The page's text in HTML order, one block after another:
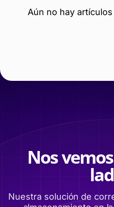
Aún no hay
Nos
Nuestra solución de